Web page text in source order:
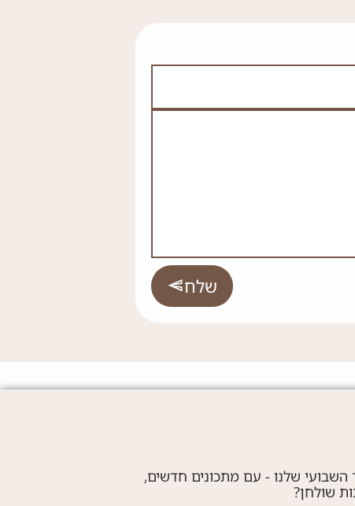
שלח
השבועי שלנו - עם מתכונים חדשים,
שולחן?